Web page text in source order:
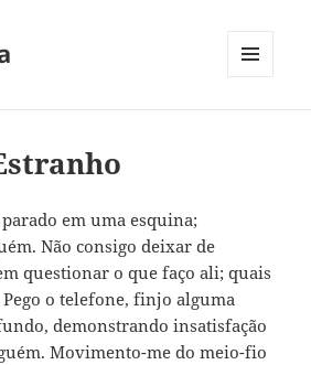
em uma esquina;
Não consigo deixar de
questionar o que faço ali; quais
o telefone, finjo alguma
demonstrando insatisfação
Movimento-me do meio-fio